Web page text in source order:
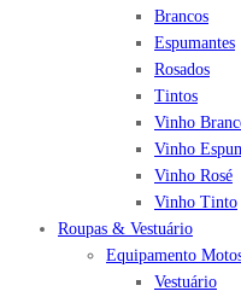
Brancos
Espumantes
Rosados
Tintos
Vinho
Vinho
Vinho Rosé
Vinho Tinto
Roupas & Vestuário
Equipamento
Vestuário